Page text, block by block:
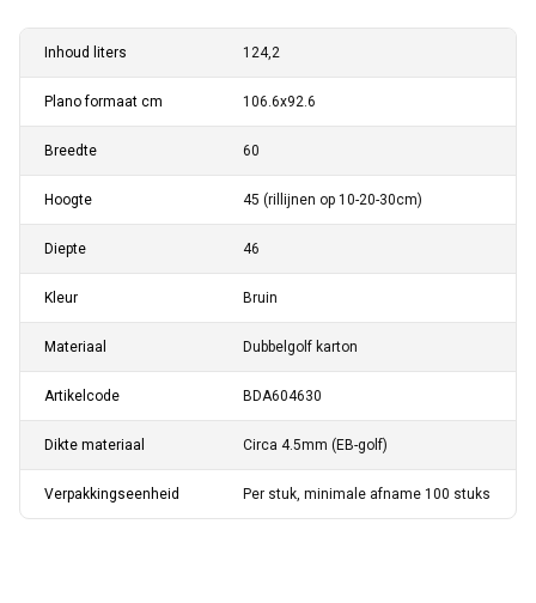
Inhoud liters 124,2
Plano formaat cm 106.6x92.6
Breedte 60
Hoogte 45 (rillijnen op 10-20-30cm)
Diepte 46
Kleur Bruin
Materiaal Dubbelgolf karton
Artikelcode BDA604630
Dikte materiaal Circa 4.5mm (EB-golf)
Verpakkingseenheid Per stuk, minimale afname 100 stuks